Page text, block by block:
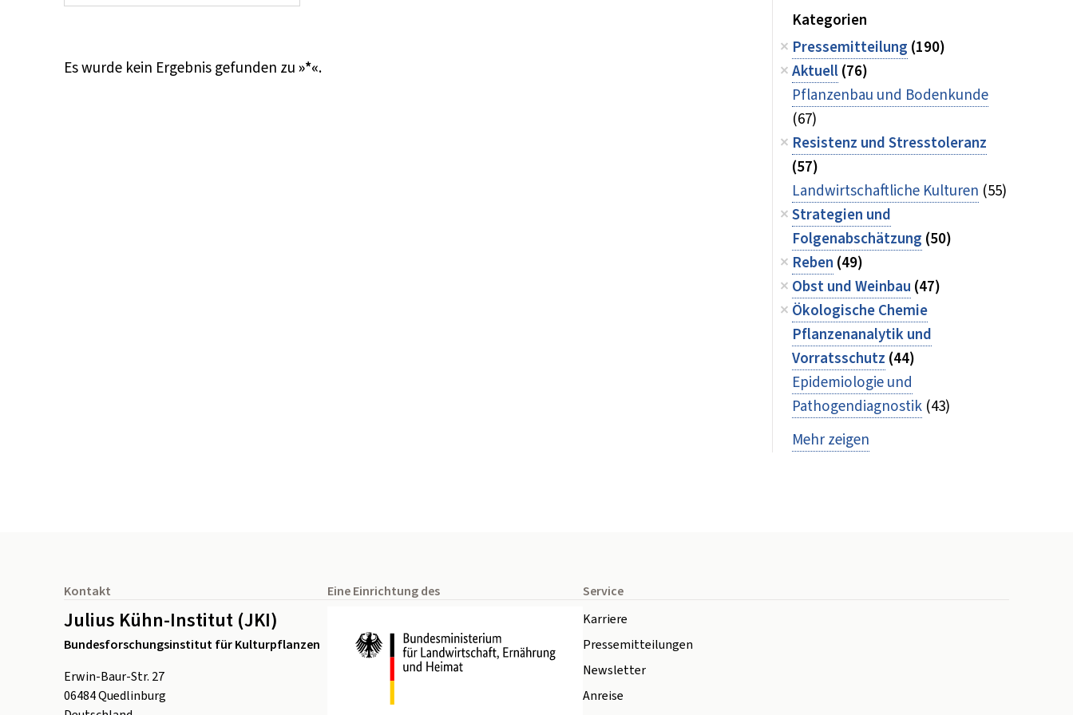
Es wurde kein Ergebnis gefunden zu»*«.
Kategorien
Pressemitteilung (190)
Aktuell(76)
Pflanzenbau und Bodenkunde
(67)
Resistenz und Stresstoleranz
(57)
Landwirtschaftliche Kulturen (55)
Strategien und
Folgenabschätzung (50)
Reben (49)
Obst und Weinbau (47)
Ökologische Chemie
Pflanzenanalytik und
Vorratsschutz (44)
Epidemiologie und
Pathogendiagnostik (43)
Mehr zeigen
Kontakt
Julius Kühn-Institut (JKI)
Bundesforschungsinstitut für Kulturpflanzen
Erwin-Baur-Str. 27
06484Quedlinburg
Eine Einrichtung des
Service
Karriere
Pressemitteilungen
Newsletter
Anreise